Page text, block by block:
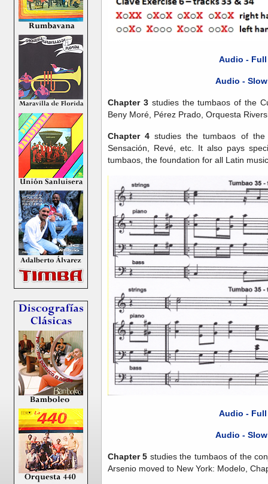
Audio - Full
Audio -
Chapter 3studies the tumbaos of the
Beny Moré, Pérez Prado, Orquesta
Chapter 4 studies the tumbaos of the
Sensación, Revé, etc. It also pays
tumbaos, the foundation for all Latin
Audio - Full
Audio -
Chapter 5 studies the tumbaos of the
Arsenio moved to New York: Modelo,